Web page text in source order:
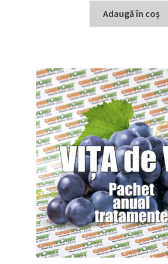
Adaugă în coș